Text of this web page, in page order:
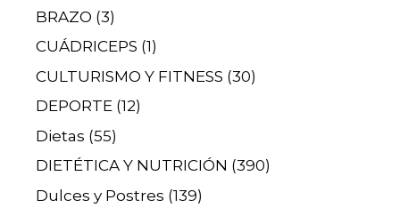
BRAZO (3)
CUÁDRICEPS (1)
CULTURISMO Y FITNESS (30)
DEPORTE (12)
Dietas (55)
DIETÉTICA Y NUTRICIÓN (390)
Dulces y Postres (139)